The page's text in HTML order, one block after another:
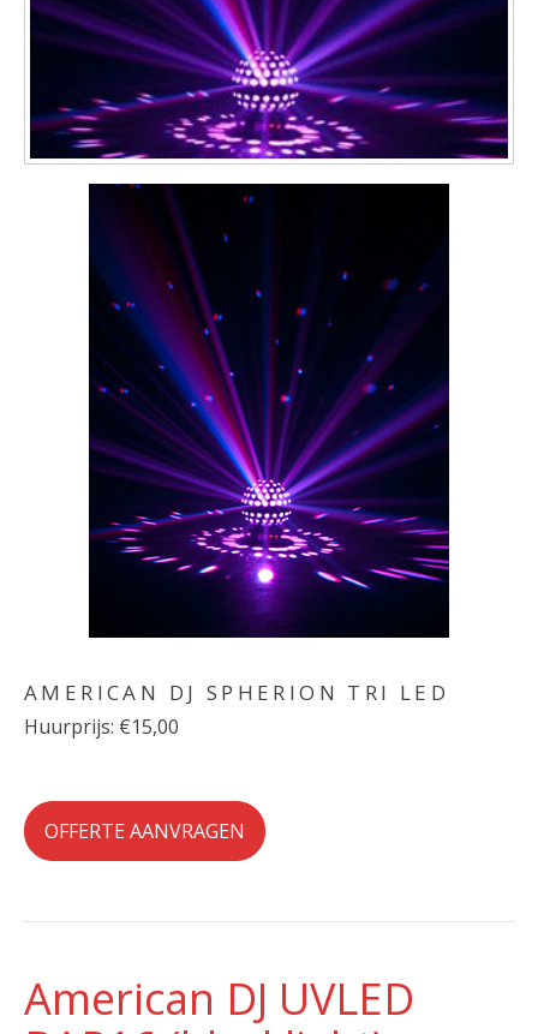
AMERICAN DJ SPHERION TRI LED
Huurprijs: €15,00
OFFERTE AANVRAGEN
American DJ UVLED